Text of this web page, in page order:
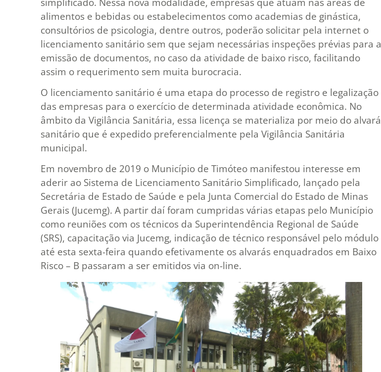
alimentos e bebidas ou estabelecimentos como academias de ginástica,
consultórios de psicologia, dentre outros, poderão solicitar pela internet o
licenciamento sanitário sem que sejam necessárias inspeções prévias para a
emissão de documentos, no caso da atividade de baixo risco, facilitando
assim o requerimento sem muita burocracia.
O licenciamento sanitário é uma etapa do processo de registro e legalização
das empresas para o exercício de determinada atividade econômica. No
âmbito da Vigilância Sanitária, essa licença se materializa por meio do alvará
sanitário que é expedido preferencialmente pela Vigilância Sanitária
municipal.
Em novembro de 2019 o Município de Timóteo manifestou interesse em
aderir ao Sistema de Licenciamento Sanitário Simplificado, lançado pela
Secretária de Estado de Saúde e pela Junta Comercial do Estado de Minas
Gerais (Jucemg). A partir daí foram cumpridas várias etapas pelo Município
como reuniões com os técnicos da Superintendência Regional de Saúde
(SRS), capacitação via Jucemg, indicação de técnico responsável pelo módulo
até esta sexta-feira quando efetivamente os alvarás enquadrados em Baixo
Risco – B passaram a ser emitidos via on-line.